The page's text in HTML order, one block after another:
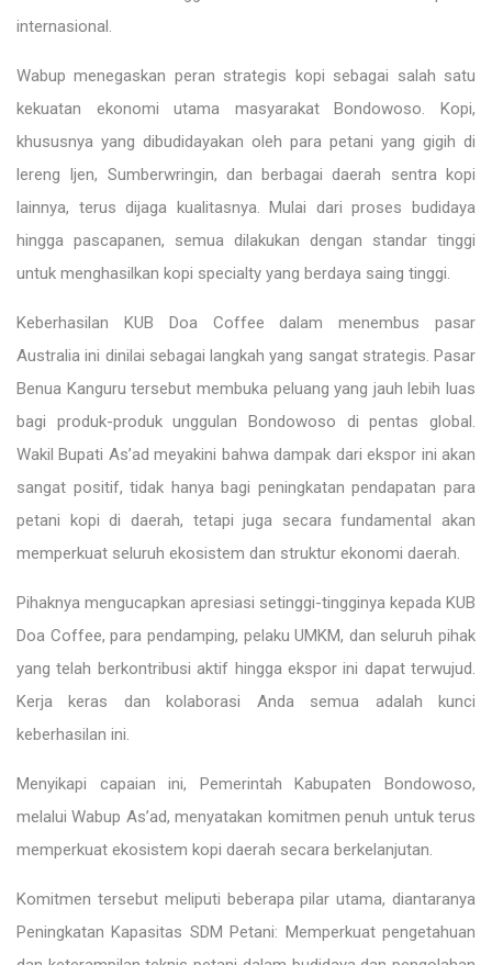
internasional.
Wabup menegaskan peran strategis kopi sebagai salah satu
kekuatan ekonomi utama masyarakat Bondowoso. Kopi,
khususnya yang dibudidayakan oleh para petani yang gigih di
lereng Ijen, Sumberwringin, dan berbagai daerah sentra kopi
lainnya, terus dijaga kualitasnya. Mulai dari proses budidaya
hingga pascapanen, semua dilakukan dengan standar tinggi
untuk menghasilkan kopi specialty yang berdaya saing tinggi.
Keberhasilan KUB Doa Coffee dalam menembus pasar
Australia ini dinilai sebagai langkah yang sangat strategis. Pasar
Benua Kanguru tersebut membuka peluang yang jauh lebih luas
bagi produk-produk unggulan Bondowoso di pentas global.
Wakil Bupati As’ad meyakini bahwa dampak dari ekspor ini akan
sangat positif, tidak hanya bagi peningkatan pendapatan para
petani kopi di daerah, tetapi juga secara fundamental akan
memperkuat seluruh ekosistem dan struktur ekonomi daerah.
Pihaknya mengucapkan apresiasi setinggi-tingginya kepada KUB
Doa Coffee, para pendamping, pelaku UMKM, dan seluruh pihak
yang telah berkontribusi aktif hingga ekspor ini dapat terwujud.
Kerja keras dan kolaborasi Anda semua adalah kunci
keberhasilan ini.
Menyikapi capaian ini, Pemerintah Kabupaten Bondowoso,
melalui Wabup As’ad, menyatakan komitmen penuh untuk terus
memperkuat ekosistem kopi daerah secara berkelanjutan.
Komitmen tersebut meliputi beberapa pilar utama, diantaranya
Peningkatan Kapasitas SDM Petani: Memperkuat pengetahuan